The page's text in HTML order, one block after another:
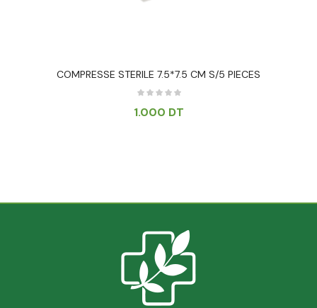
COMPRESSE STERILE 7.5*7.5 CM S/5 PIECES
1.000 DT